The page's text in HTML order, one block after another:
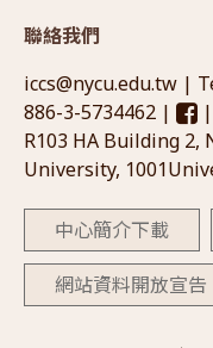
聯絡我們
iccs@nycu.edu.tw |
886-3-5734462 |
|
R103 HA Building 2,
University,
中心簡介下載
網站資料開放宣告